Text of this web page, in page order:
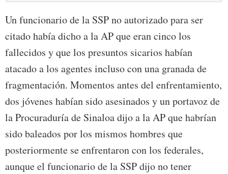
Un funcionario de la SSP no autorizado para ser
citado había dicho a la AP que eran cinco los
fallecidos y que los presuntos sicarios habían
atacado a los agentes incluso con una granada de
fragmentación. Momentos antes del enfrentamiento,
dos jóvenes habían sido asesinados y un portavoz de
la Procuraduría de Sinaloa dijo a la AP que habrían
sido baleados por los mismos hombres que
posteriormente se enfrentaron con los federales,
aunque el funcionario de la SSP dijo no tener